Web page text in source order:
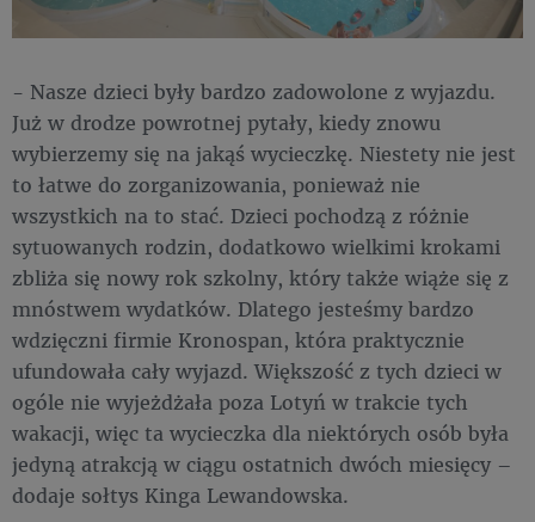
- Nasze dzieci były bardzo zadowolone z wyjazdu.
Już w drodze powrotnej pytały, kiedy znowu
wybierzemy się na jakąś wycieczkę. Niestety nie jest
to łatwe do zorganizowania, ponieważ nie
wszystkich na to stać. Dzieci pochodzą z różnie
sytuowanych rodzin, dodatkowo wielkimi krokami
zbliża się nowy rok szkolny, który także wiąże się z
mnóstwem wydatków. Dlatego jesteśmy bardzo
wdzięczni firmie Kronospan, która praktycznie
ufundowała cały wyjazd. Większość z tych dzieci w
ogóle nie wyjeżdżała poza Lotyń w trakcie tych
wakacji, więc ta wycieczka dla niektórych osób była
jedyną atrakcją w ciągu ostatnich dwóch miesięcy –
dodaje sołtys Kinga Lewandowska.